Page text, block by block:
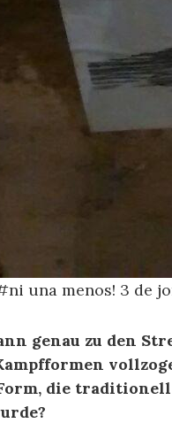
una menos! 3 de
genau zu den
die